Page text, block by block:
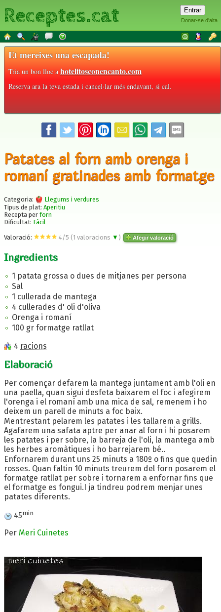
Donar-se d'alta
Receptes.cat
Et mereixes una escapada!
Tria un bon lloc ahotelitosconencanto.com
Reserva ara la teva estada i cancel·lar més endavant, si cal.
Patates al forn amb orenga i
romaní gratinades amb formatge
Categoria:
Llegums i verdures
Tipus de plat: Aperitiu
Recepta per forn
Dificultat: Fàcil
Valoració: 4 /5 (1 valoracions ▼ ) Afegir valoració
Ingredients
1 patata grossa o dues de mitjanes per persona
Sal
1 cullerada de mantega
4 cullerades d' oli d'oliva
Orenga i romaní
100 gr formatge ratllat
4 racions
Elaboració
Per començar defarem la mantega juntament amb l'oli en
una paella, quan sigui desfeta baixarem el foc i afegirem
l'orenga i el romaní amb una mica de sal, remenem i ho
deixem un parell de minuts a foc baix.
Mentrestant pelarem les patates i les tallarem a grills.
Agafarem una safata aptre per anar al forn i hi posarem
les patates i per sobre, la barreja de l'oli, la mantega amb
les herbes aromàtiques i ho barrejarem bé..
Enfornarem durant uns 25 minuts a 180º o fins que quedin
rosses. Quan faltin 10 minuts treurem del forn posarem el
formatge ratllat per sobre i tornarem a enfornar fins que
el formatge es fongui.I ja tindreu podrem menjar unes
patates diferents.
45min
Per Meri Cuinetes